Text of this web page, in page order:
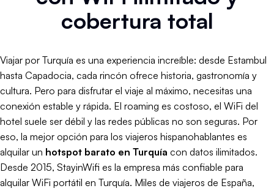
cobertura total
Viajar por Turquía es una experiencia increíble: desde Estambul
hasta Capadocia, cada rincón ofrece historia, gastronomía y
cultura. Pero para disfrutar el viaje al máximo, necesitas una
conexión estable y rápida. El roaming es costoso, el WiFi del
hotel suele ser débil y las redes públicas no son seguras. Por
eso, la mejor opción para los viajeros hispanohablantes es
alquilar un hotspot barato en Turquía con datos ilimitados.
Desde 2015, StayinWifi es la empresa más confiable para
alquilar WiFi portátil en Turquía. Miles de viajeros de España,